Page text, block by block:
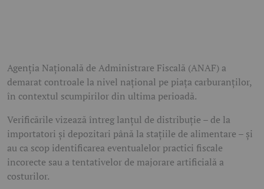
Agenția Națională de Administrare Fiscală (ANAF) a
demarat controale la nivel național pe piața carburanților,
în contextul scumpirilor din ultima perioadă.
Verificările vizează întreg lanțul de distribuție – de la
importatori și depozitari până la stațiile de alimentare – și
au ca scop identificarea eventualelor practici fiscale
incorecte sau a tentativelor de majorare artificială a
costurilor.